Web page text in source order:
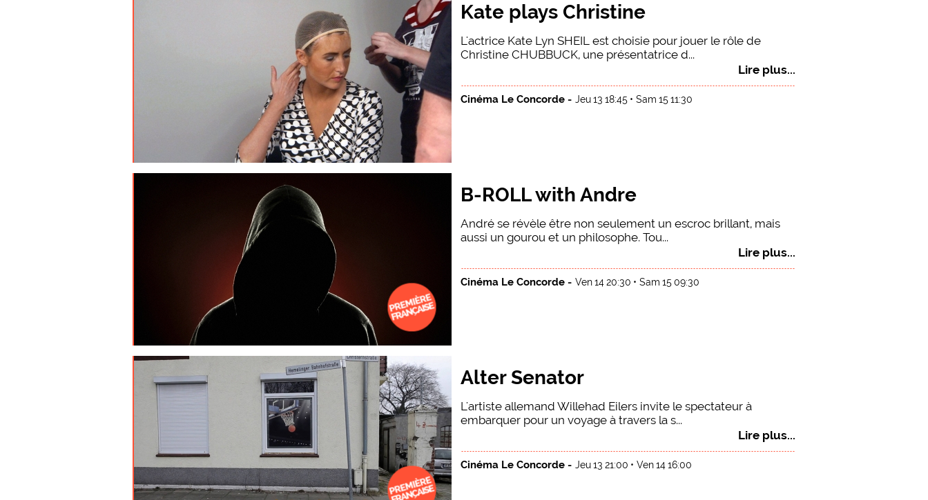
Kate plays Christine
L'actrice Kate Lyn SHEIL est choisie pour jouer le rôle de
Christine CHUBBUCK, une présentatrice d...
Lire plus...
Cinéma Le Concorde - Jeu 13 18:45 Sam 15 11:30
B-ROLL with Andre
André se révèle être non seulement un escroc brillant, mais
aussi un gourou et un philosophe. Tou...
Lire plus...
Cinéma Le Concorde - Ven 14 20:30 Sam 15 09:30
Alter Senator
L'artiste allemand Willehad Eilers invite le spectateur à
embarquer pour un voyage à travers la s...
Lire plus...
Cinéma Le Concorde - Jeu 13 21:00 Ven 14 16:00